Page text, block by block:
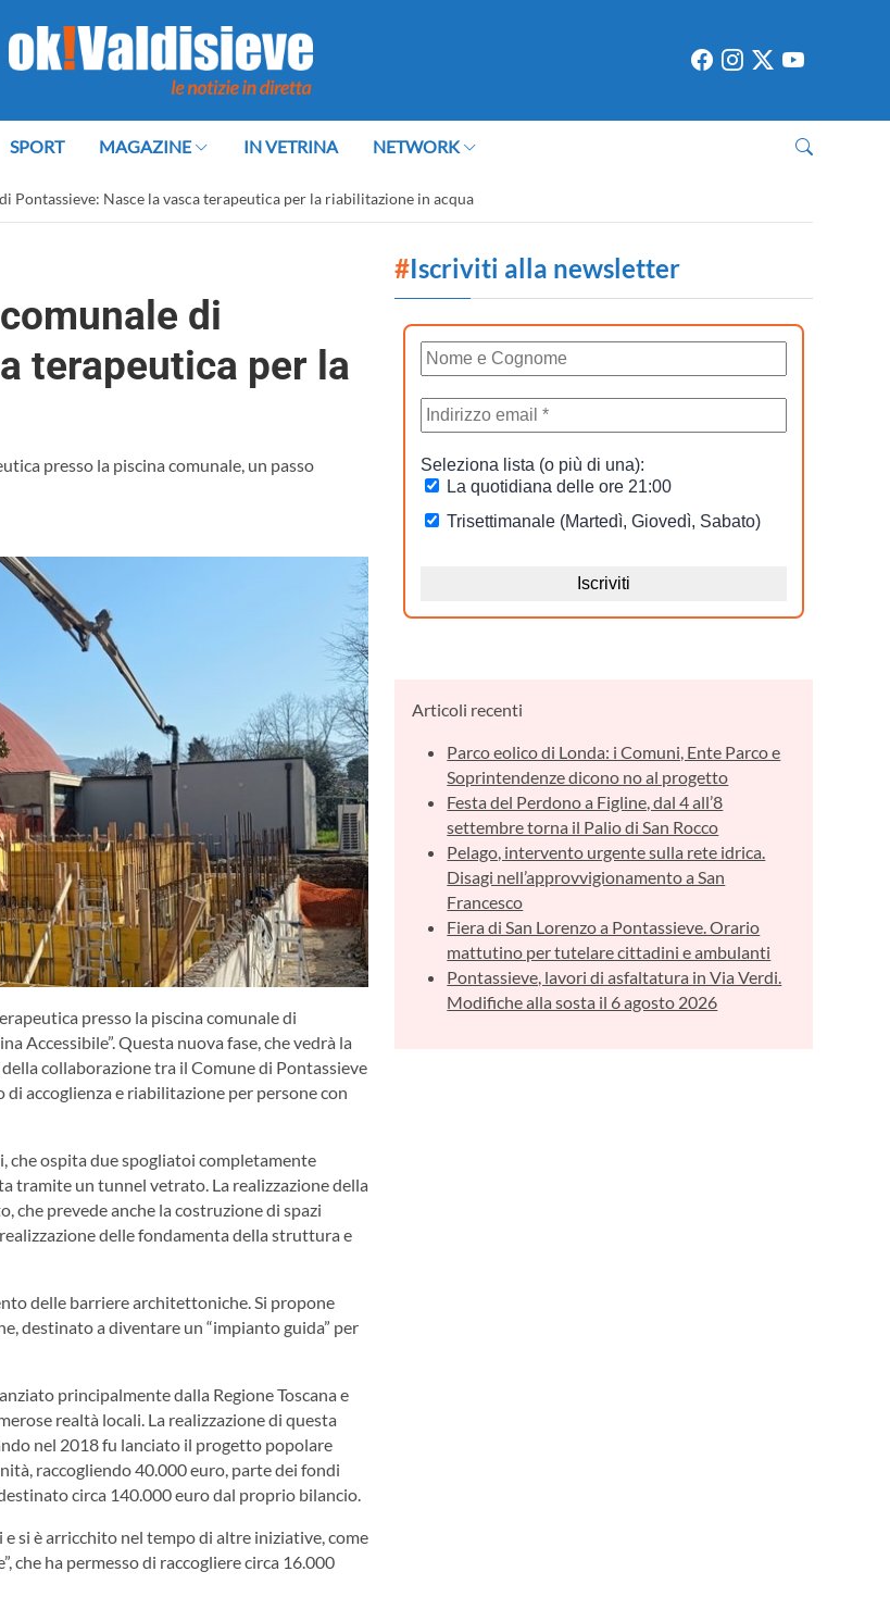
SPORT MAGAZINE IN VETRINA NETWORK
Pontassieve: Nasce la vasca terapeutica per la riabilitazione in acqua
di
terapeutica per la
presso la piscina comunale, un passo
presso la piscina comunale di
Accessibile”. Questa nuova fase, che vedrà la
collaborazione tra il Comune di Pontassieve
accoglienza e riabilitazione per persone con
che ospita due spogliatoi completamente
tramite un tunnel vetrato. La realizzazione della
che prevede anche la costruzione di spazi
delle fondamenta della struttura e
delle barriere architettoniche. Si propone
destinato a diventare un “impianto guida” per
principalmente dalla Regione Toscana e
realtà locali. La realizzazione di questa
nel 2018 fu lanciato il progetto popolare
raccogliendo 40.000 euro, parte dei fondi
circa 140.000 euro dal proprio bilancio.
si è arricchito nel tempo di altre iniziative, come
che ha permesso di raccogliere circa 16.000
#Iscriviti alla newsletter
Articoli recenti
Parco eolico di Londa: i Comuni, Ente Parco e
Soprintendenze dicono no al progetto
Festa del Perdono a Figline, dal 4 all’8
settembre torna il Palio di San Rocco
Pelago, intervento urgente sulla rete idrica.
Disagi nell’approvvigionamento a San
Francesco
Fiera di San Lorenzo a Pontassieve. Orario
mattutino per tutelare cittadini e ambulanti
Pontassieve, lavori di asfaltatura in Via Verdi.
Modifiche alla sosta il 6 agosto 2026